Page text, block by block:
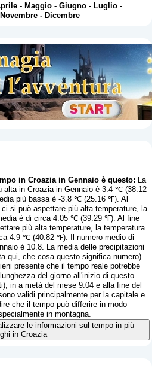
-Maggio -Giugno -Luglio -
Novembre -Dicembre
in Croazia in Gennaio è questo: La
alta in Croazia in Gennaio è 3.4 ℃ (38.12
più bassa è -3.8 ℃ (25.16 ℉). Al
si può aspettare più alta temperature, la
è di circa 4.05 ℃ (39.29 ℉). Al fine
più alta temperature, la temperatura
4.9 ℃ (40.82 ℉). Il numero medio di
è 10.8. La media delle precipitazioni
qui, che cosa questo significa numero).
presente che il tempo reale potrebbe
del giorno all'inizio di questo
in a metà del mese 9:04 e alla fine del
validi principalmente per la capitale e
che il tempo può differire in modo
in montagna.
le informazioni sul tempo in più
in Croazia